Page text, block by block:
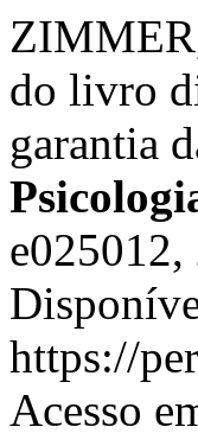
do livro
garantia
https://
Acesso